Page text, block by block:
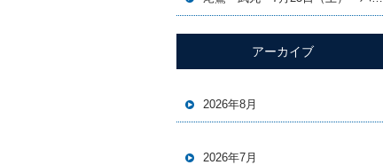
アーカイブ
2026年8月
2026年7月